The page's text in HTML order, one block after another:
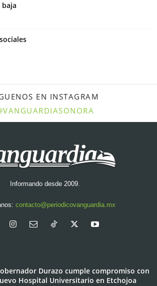
baja
EN INSTAGRAM
Informando desde 2009.
contacto@periodicovanguardia.mx
Durazo cumple compromiso con
Hospital Universitario en Etchojoa